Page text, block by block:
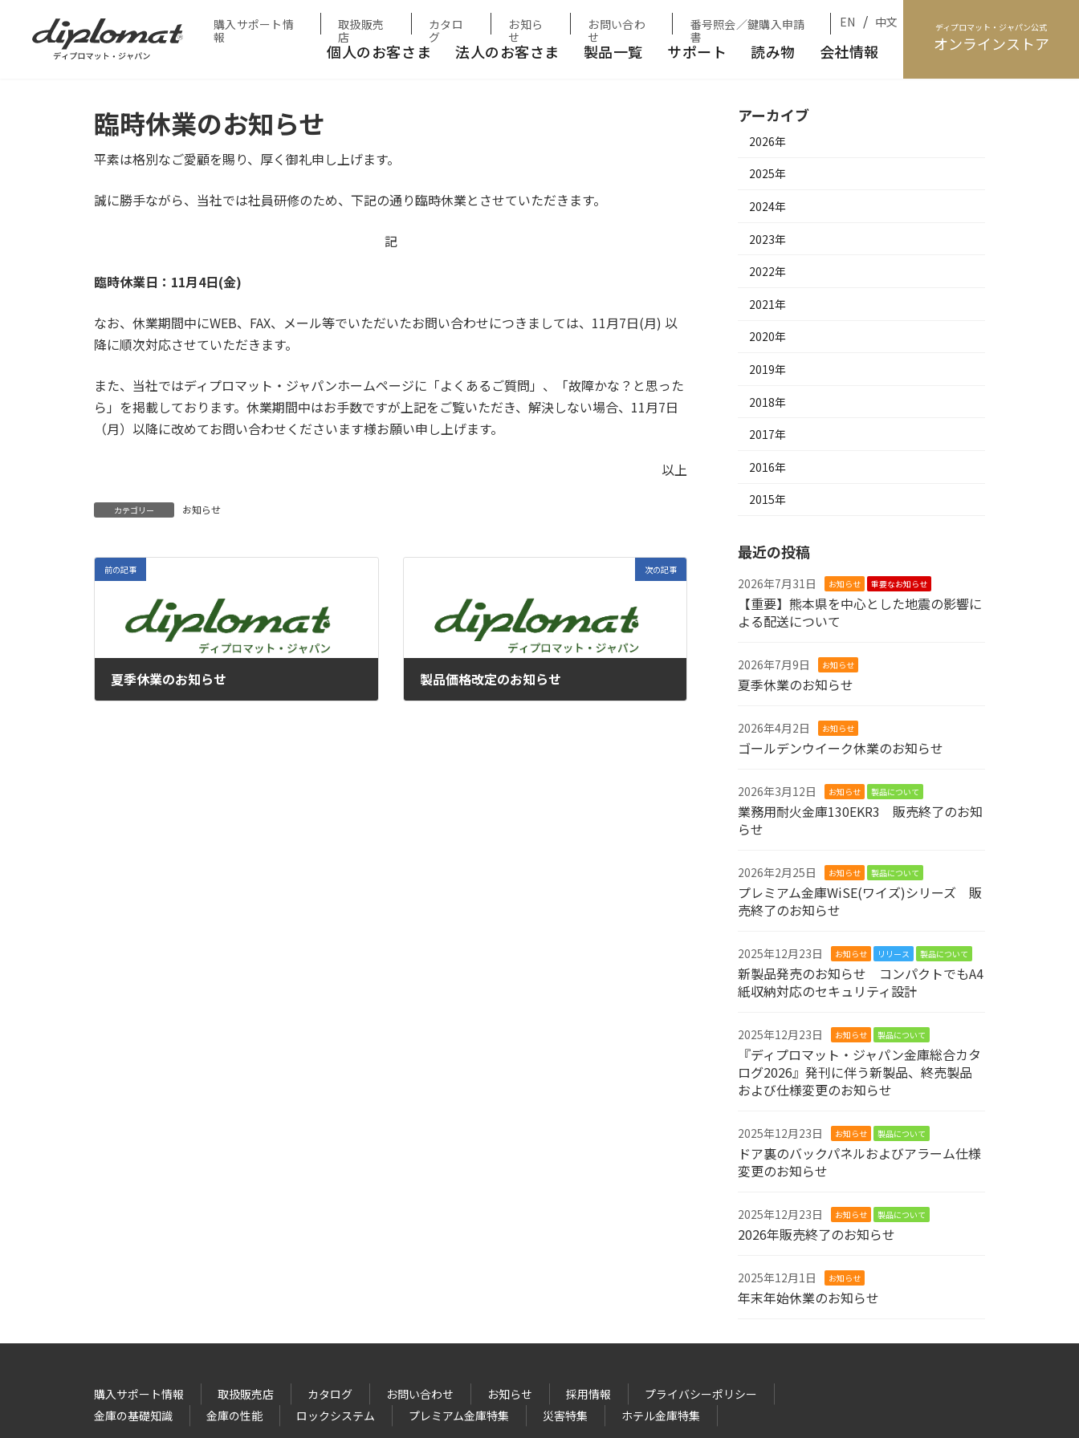
購入サポート情
報
取扱販売
店
カタロ
グ
お知ら
せ
お問い合わ
せ
番号照会／鍵購入申請
書
EN / 中文
個人のお客さま 法人のお客さま 製品一覧 サポート 読み物 会社情報
ディプロマット・ジャパン公式
オンラインストア
臨時休業のお知らせ
平素は格別なご愛顧を賜り、厚く御礼申し上げます。
誠に勝手ながら、当社では社員研修のため、下記の通り臨時休業とさせていただきます。
記
臨時休業日：11月4日(金)
なお、休業期間中にWEB、FAX、メール等でいただいたお問い合わせにつきましては、11月7日(月) 以
降に順次対応させていただきます。
また、当社ではディプロマット・ジャパンホームページに「よくあるご質問」、「故障かな？と思った
ら」を掲載しております。休業期間中はお手数ですが上記をご覧いただき、解決しない場合、11月7日
（月）以降に改めてお問い合わせくださいます様お願い申し上げます。
以上
カテゴリー お知らせ
前の記事
夏季休業のお知らせ
次の記事
製品価格改定のお知らせ
アーカイブ
2026年
2025年
2024年
2023年
2022年
2021年
2020年
2019年
2018年
2017年
2016年
2015年
最近の投稿
2026年7月31日 お知らせ 重要なお知らせ
【重要】熊本県を中心とした地震の影響に
よる配送について
2026年7月9日 お知らせ
夏季休業のお知らせ
2026年4月2日 お知らせ
ゴールデンウイーク休業のお知らせ
2026年3月12日 お知らせ 製品について
業務用耐火金庫130EKR3 販売終了のお知
らせ
2026年2月25日 お知らせ 製品について
プレミアム金庫WiSE(ワイズ)シリーズ 販
売終了のお知らせ
2025年12月23日 お知らせ リリース 製品について
新製品発売のお知らせ コンパクトでもA4
紙収納対応のセキュリティ設計
2025年12月23日 お知らせ 製品について
『ディプロマット・ジャパン金庫総合カタ
ログ2026』発刊に伴う新製品、終売製品
および仕様変更のお知らせ
2025年12月23日 お知らせ 製品について
ドア裏のバックパネルおよびアラーム仕様
変更のお知らせ
2025年12月23日 お知らせ 製品について
2026年販売終了のお知らせ
2025年12月1日 お知らせ
年末年始休業のお知らせ
購入サポート情報 取扱販売店 カタログ お問い合わせ お知らせ 採用情報
プライバシーポリシー
金庫の基礎知識
金庫の性能 ロックシステム プレミアム金庫特集 災害特集 ホテル金庫特集